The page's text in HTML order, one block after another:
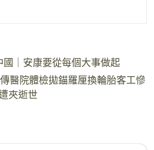
｜安康要從每個大事做起
醫院體檢拋錨羅厘換輪胎客工慘
夾逝世